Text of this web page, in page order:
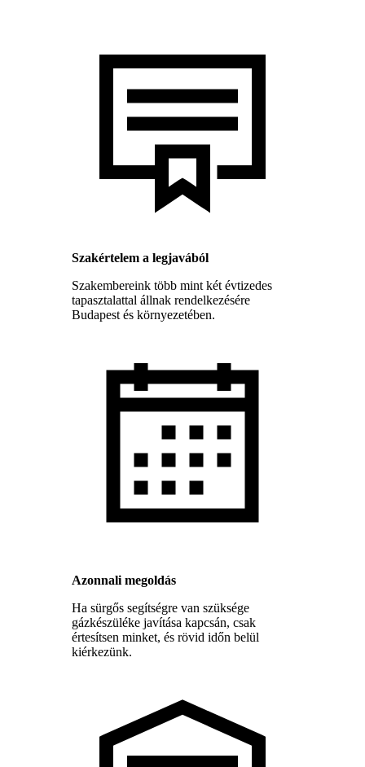
Szakértelem a legjavából
Szakembereink több mint két évtizedes
tapasztalattal állnak rendelkezésére
Budapest és környezetében.
Azonnali megoldás
Ha sürgős segítségre van szüksége
gázkészüléke javítása kapcsán, csak
értesítsen minket, és rövid időn belül
kiérkezünk.